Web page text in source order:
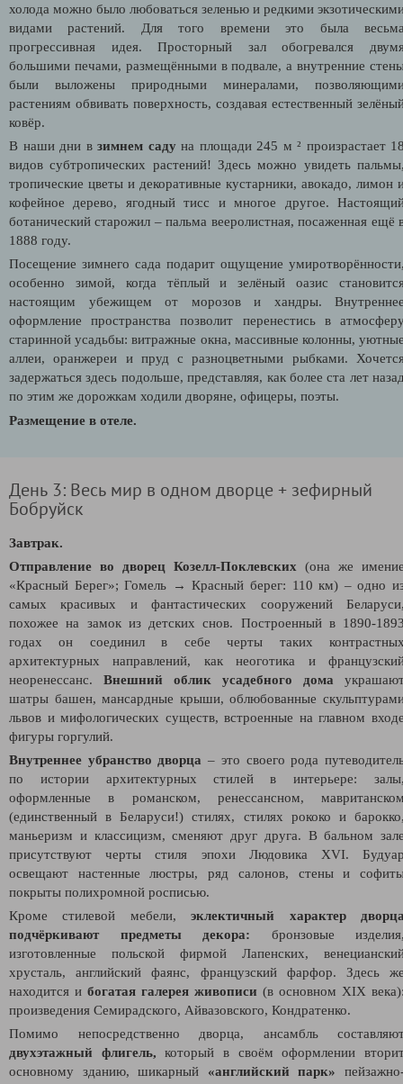
холода можно было любоваться зеленью и редкими
видами растений. Для того времени это была
прогрессивная идея. Просторный зал обогревался
большими печами, размещёнными в подвале, а внутренние
были выложены природными минералами,
растениям обвивать поверхность, создавая естественный
ковёр.
В наши дни взимнем садуна площади 245 м ² произрастает
видов субтропических растений! Здесь можно увидеть
тропические цветы и декоративные кустарники, авокадо, лимон
кофейное дерево, ягодный тисс и многое другое.
ботанический старожил – пальма вееролистная, посаженная ещё
1888 году.
Посещение зимнего сада подарит ощущение
особенно зимой, когда тёплый и зелёный оазис
настоящим убежищем от морозов и хандры.
оформление пространства позволит перенестись в
старинной усадьбы: витражные окна, массивные колонны,
аллеи, оранжереи и пруд с разноцветными рыбками.
задержаться здесь подольше, представляя, как более ста лет
по этим же дорожкам ходили дворяне, офицеры, поэты.
Размещение в отеле.
День 3: Весь мир в одном дворце + зефирный
Бобруйск
Завтрак.
Отправление во дворец Козелл-Поклевских (она же
«Красный Берег»; Гомель → Красный берег: 110 км) – одно
самых красивых и фантастических сооружений
похожее на замок из детских снов. Построенный в 1890-
годах он соединил в себе черты таких
архитектурных направлений, как неоготика и
неоренессанс. Внешний облик усадебного дома
шатры башен, мансардные крыши, облюбованные
львов и мифологических существ, встроенные на главном
фигуры горгулий.
Внутреннее убранство дворца – это своего рода
по истории архитектурных стилей в интерьере:
оформленные в романском, ренессансном,
(единственный в Беларуси!) стилях, стилях рококо и
маньеризм и классицизм, сменяют друг друга. В бальном
присутствуют черты стиля эпохи Людовика XVI.
освещают настенные люстры, ряд салонов, стены и
покрыты полихромной росписью.
Кроме стилевой мебели,эклектичный характер
подчёркивают предметы декора: бронзовые
изготовленные польской фирмой Лапенских,
хрусталь, английский фаянс, французский фарфор. Здесь
находится и богатая галерея живописи (в основном XIX
произведения Семирадского, Айвазовского, Кондратенко.
Помимо непосредственно дворца, ансамбль
двухэтажный флигель, который в своём оформлении
основному зданию, шикарный «английский парк»